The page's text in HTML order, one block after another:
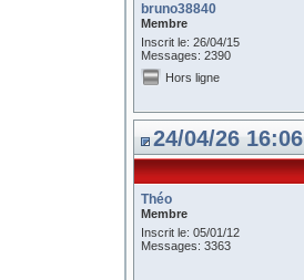
bruno38840
Membre
Inscrit le: 26/04/15
Messages: 2390
Hors ligne
24/04/26 16:06
Théo
Membre
Inscrit le: 05/01/12
Messages: 3363